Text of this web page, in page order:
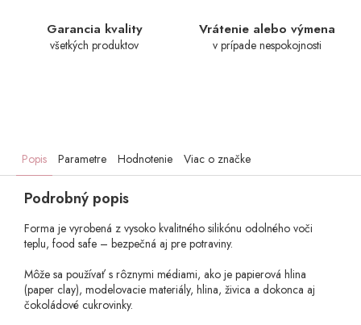
Garancia kvality
všetkých produktov
Vrátenie alebo výmena
v prípade nespokojnosti
Popis Parametre Hodnotenie Viac o značke
Podrobný popis
Forma je vyrobená z vysoko kvalitného silikónu odolného voči
teplu, food safe – bezpečná aj pre potraviny.
Môže sa používať s rôznymi médiami, ako je papierová hlina
(paper clay), modelovacie materiály, hlina, živica a dokonca aj
čokoládové cukrovinky.